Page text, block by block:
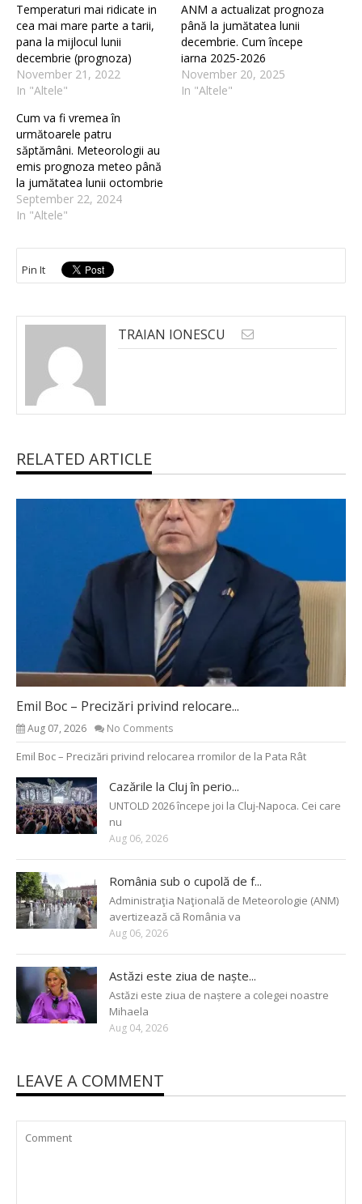
Temperaturi mai ridicate in
cea mai mare parte a tarii,
pana la mijlocul lunii
decembrie (prognoza)
November 21, 2022
In "Altele"
ANM a actualizat prognoza
până la jumătatea lunii
decembrie. Cum începe
iarna 2025-2026
November 20, 2025
In "Altele"
Cum va fi vremea în
următoarele patru
săptămâni. Meteorologii au
emis prognoza meteo până
la jumătatea lunii octombrie
September 22, 2024
In "Altele"
Pin It
TRAIAN IONESCU
RELATED ARTICLE
Emil Boc – Precizări privind relocare...
Aug 07, 2026 No Comments
Emil Boc – Precizări privind relocarea rromilor de la Pata Rât
Cazările la Cluj în perio...
UNTOLD 2026 începe joi la Cluj-Napoca. Cei care
nu
Aug 06, 2026
România sub o cupolă de f...
Administraţia Naţională de Meteorologie (ANM)
avertizează că România va
Aug 06, 2026
Astăzi este ziua de naște...
Astăzi este ziua de naștere a colegei noastre
Mihaela
Aug 04, 2026
LEAVE A COMMENT